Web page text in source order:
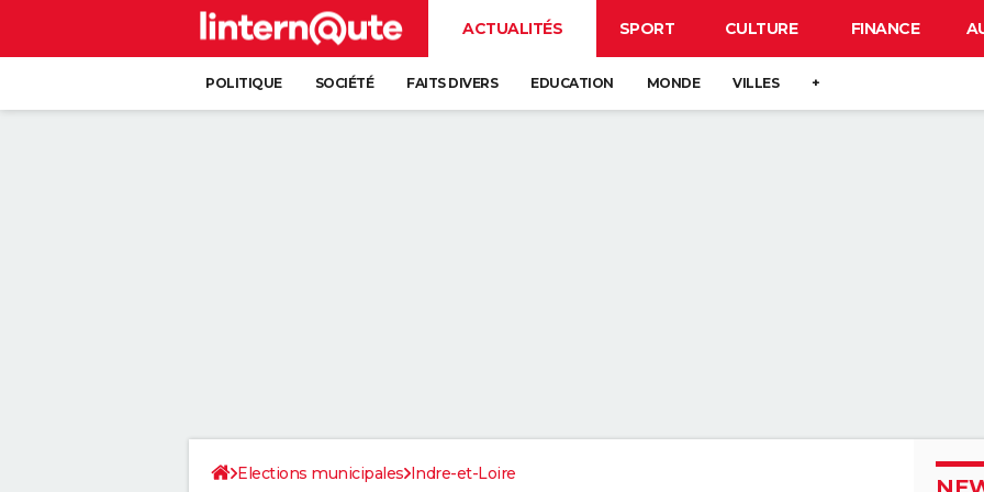
ACTUALITÉS SPORT CULTURE FINANCE
POLITIQUE SOCIÉTÉ FAITS DIVERS EDUCATION MONDE VILLES +
Elections municipales Indre-et-Loire